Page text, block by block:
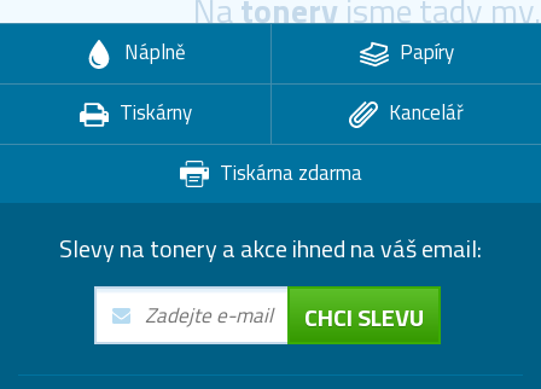
Náplně
Papíry
Tiskárny
Kancelář
Tiskárna zdarma
Slevy na tonery a akce ihned na váš email:
CHCI SLEVU